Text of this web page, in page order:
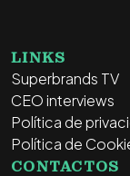
LINKS
Superbrands TV
CEO interviews
Política de
Política de
CONTACTOS